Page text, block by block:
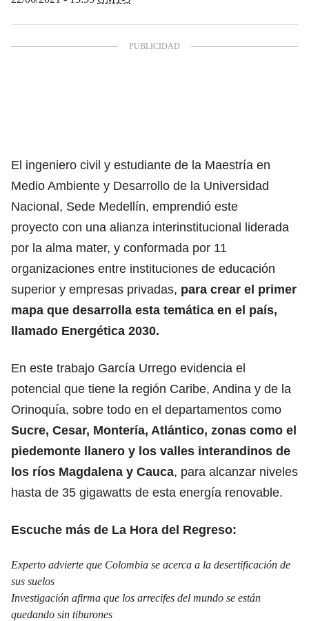
El ingeniero civil y estudiante de la Maestría en
Medio Ambiente y Desarrollo de la Universidad
Nacional, Sede Medellín, emprendió este
proyecto con una alianza interinstitucional liderada
por la alma mater, y conformada por 11
organizaciones entre instituciones de educación
superior y empresas privadas, para crear el primer
mapa que desarrolla esta temática en el país,
llamado Energética 2030.
En este trabajo García Urrego evidencia el
potencial que tiene la región Caribe, Andina y de la
Orinoquía, sobre todo en el departamentos como
Sucre, Cesar, Montería, Atlántico, zonas como el
piedemonte llanero y los valles interandinos de
los ríos Magdalena y Cauca, para alcanzar niveles
hasta de 35 gigawatts de esta energía renovable.
Escuche más de La Hora del Regreso:
Experto advierte que Colombia se acerca a la desertificación de
sus suelos
Investigación afirma que los arrecifes del mundo se están
quedando sin tiburones